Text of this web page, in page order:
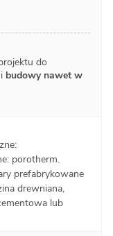
do
budowy nawet w
porotherm.
prefabrykowane
drewniana,
lub